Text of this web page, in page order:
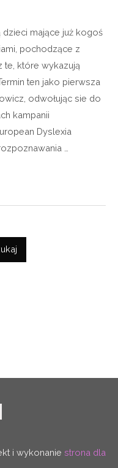
dzieci mające już kogoś
pochodzące z
te, które wykazują
ten jako pierwsza
odwołując sie do
kampanii
Dyslexia
…
i wykonanie strona dla